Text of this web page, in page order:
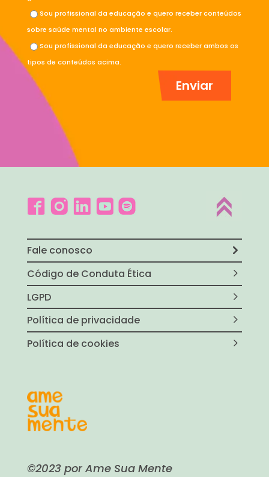
Sou profissional da educação e quero receber conteúdos
sobre saúde mental no ambiente escolar.
Sou profissional da educação e quero receber ambos os
tipos de conteúdos acima.
Fale conosco
Código de Conduta Ética
LGPD
Política de privacidade
Política de cookies
©2023 por Ame Sua Mente